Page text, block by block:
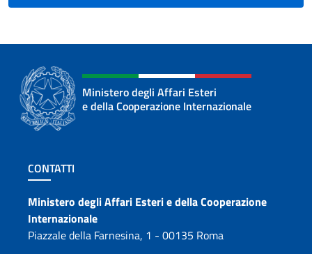
Ministero degli Affari Esteri
e della Cooperazione Internazionale
Sezione footer
CONTATTI
Contatti
Ministero degli Affari Esteri e della Cooperazione
Internazionale
Piazzale della Farnesina, 1 - 00135 Roma